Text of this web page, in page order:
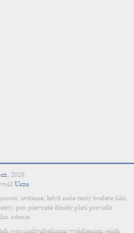
, 2026
Urza.
uvítáme, když naše texty budete šířit.
pro převzaté články platí pravidla
zdroje.
jsou individuálními vyjádřeními jejich